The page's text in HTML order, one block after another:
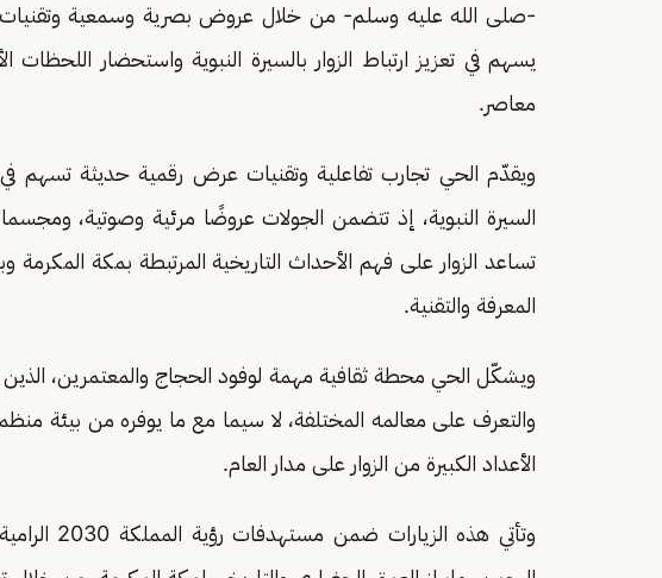
-صلى الله عليه وسلم- من خلال عروض بصرية وسمعية وتقنيات
يسهم في تعزيز ارتباط الزوار بالسيرة النبوية واستحضار اللحظات
معاصر.
ويقدّم الحي تجارب تفاعلية وتقنيات عرض رقمية حديثة تسهم في
السيرة النبوية، إذ تتضمن الجولات عروضًا مرئية وصوتية،
تساعد الزوار على فهم الأحداث التاريخية المرتبطة بمكة
المعرفة والتقنية.
ويشكّل الحي محطة ثقافية مهمة لوفود الحجاج والمعتمرين،
والتعرف على معالمه المختلفة، لا سيما مع ما يوفره من بيئة
الأعداد الكبيرة من الزوار على مدار العام.
وتأتي هذه